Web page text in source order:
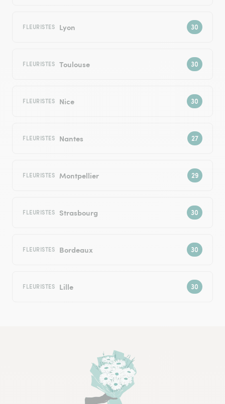
FLEURISTES Lyon
FLEURISTES Toulouse
FLEURISTES Nice
FLEURISTES Nantes
FLEURISTES Montpellier
FLEURISTES Strasbourg
FLEURISTES Bordeaux
FLEURISTES Lille